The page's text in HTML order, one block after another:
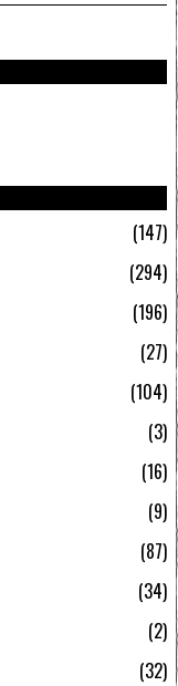
147
294
196
27
104
3
16
9
87
34
2
32